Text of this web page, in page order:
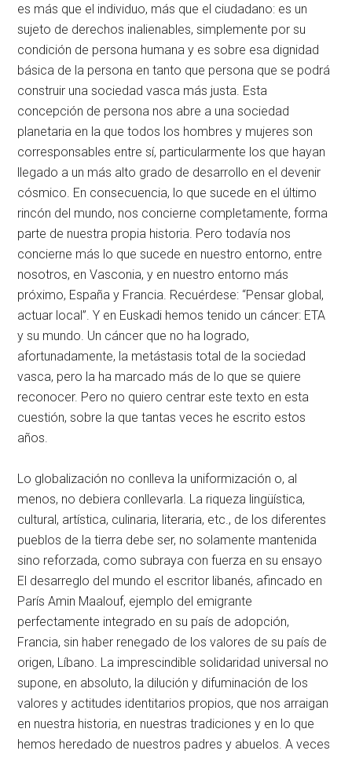
es más que el individuo, más que el ciudadano: es un
sujeto de derechos inalienables, simplemente por su
condición de persona humana y es sobre esa dignidad
básica de la persona en tanto que persona que se podrá
construir una sociedad vasca más justa. Esta
concepción de persona nos abre a una sociedad
planetaria en la que todos los hombres y mujeres son
corresponsables entre sí, particularmente los que hayan
llegado a un más alto grado de desarrollo en el devenir
cósmico. En consecuencia, lo que sucede en el último
rincón del mundo, nos concierne completamente, forma
parte de nuestra propia historia. Pero todavía nos
concierne más lo que sucede en nuestro entorno, entre
nosotros, en Vasconia, y en nuestro entorno más
próximo, España y Francia. Recuérdese: “Pensar global,
actuar local”. Y en Euskadi hemos tenido un cáncer: ETA
y su mundo. Un cáncer que no ha logrado,
afortunadamente, la metástasis total de la sociedad
vasca, pero la ha marcado más de lo que se quiere
reconocer. Pero no quiero centrar este texto en esta
cuestión, sobre la que tantas veces he escrito estos
años.
Lo globalización no conlleva la uniformización o, al
menos, no debiera conllevarla. La riqueza lingüística,
cultural, artística, culinaria, literaria, etc., de los diferentes
pueblos de la tierra debe ser, no solamente mantenida
sino reforzada, como subraya con fuerza en su ensayo
El desarreglo del mundo el escritor libanés, afincado en
París Amin Maalouf, ejemplo del emigrante
perfectamente integrado en su país de adopción,
Francia, sin haber renegado de los valores de su país de
origen, Líbano. La imprescindible solidaridad universal no
supone, en absoluto, la dilución y difuminación de los
valores y actitudes identitarios propios, que nos arraigan
en nuestra historia, en nuestras tradiciones y en lo que
hemos heredado de nuestros padres y abuelos. A veces